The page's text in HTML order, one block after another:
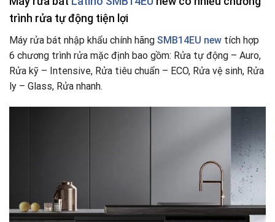
trình rửa tự động tiện lợi
Máy rửa bát nhập khẩu chính hãng SMB14EU new tích hợp
6 chương trình rửa mặc định bao gồm: Rửa tự động – Auro,
Rửa kỹ – Intensive, Rửa tiêu chuẩn – ECO, Rửa vệ sinh, Rửa
ly – Glass, Rửa nhanh.